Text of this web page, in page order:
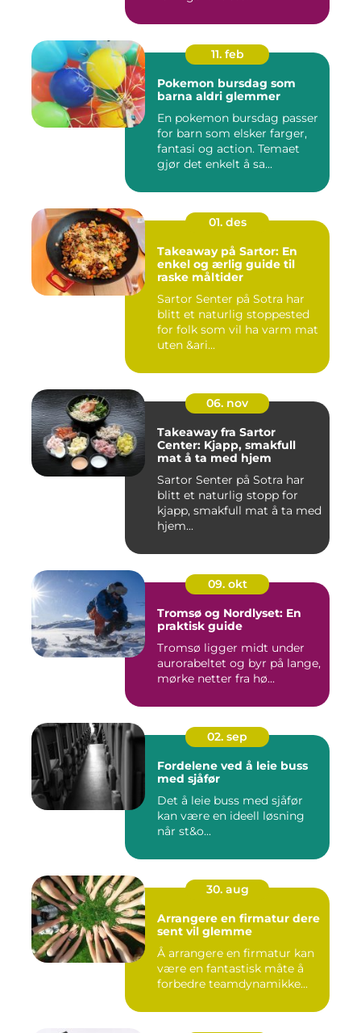
11. feb
Pokemon bursdag som
barna aldri glemmer
En pokemon bursdag passer
for barn som elsker farger,
fantasi og action. Temaet
gjør det enkelt å sa...
01. des
Takeaway på Sartor: En
enkel og ærlig guide til
raske måltider
Sartor Senter på Sotra har
blitt et naturlig stoppested
for folk som vil ha varm mat
uten &ari...
06. nov
Takeaway fra Sartor
Center: Kjapp, smakfull
mat å ta med hjem
Sartor Senter på Sotra har
blitt et naturlig stopp for
kjapp, smakfull mat å ta med
hjem...
09. okt
Tromsø og Nordlyset: En
praktisk guide
Tromsø ligger midt under
aurorabeltet og byr på lange,
mørke netter fra hø...
02. sep
Fordelene ved å leie buss
med sjåfør
Det å leie buss med sjåfør
kan være en ideell løsning
når st&o...
30. aug
Arrangere en firmatur dere
sent vil glemme
Å arrangere en firmatur kan
være en fantastisk måte å
forbedre teamdynamikke...